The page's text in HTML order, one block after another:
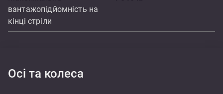
вантажопідйомність на
кінці стріли
Осі та колеса